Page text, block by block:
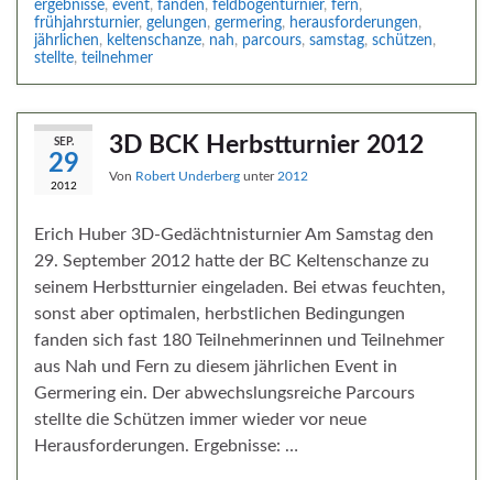
ergebnisse, event, fanden, feldbogenturnier, fern,
frühjahrsturnier, gelungen, germering, herausforderungen,
jährlichen, keltenschanze, nah, parcours, samstag, schützen,
stellte, teilnehmer
SEP.
29
2012
3D BCK Herbstturnier 2012
Von Robert Underberg unter 2012
Erich Huber 3D-Gedächtnisturnier Am Samstag den
29. September 2012 hatte der BC Keltenschanze zu
seinem Herbstturnier eingeladen. Bei etwas feuchten,
sonst aber optimalen, herbstlichen Bedingungen
fanden sich fast 180 Teilnehmerinnen und Teilnehmer
aus Nah und Fern zu diesem jährlichen Event in
Germering ein. Der abwechslungsreiche Parcours
stellte die Schützen immer wieder vor neue
Herausforderungen. Ergebnisse: …